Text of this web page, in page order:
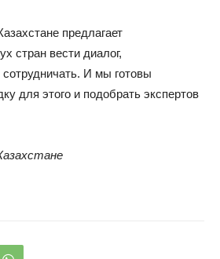
предлагает
стран вести диалог,
сотрудничать. И мы готовы
для этого и подобрать экспертов